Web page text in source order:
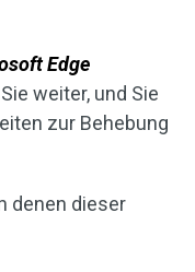
Edge
weiter, und Sie
zur Behebung
denen dieser